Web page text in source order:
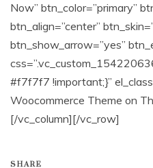
Now” btn_color=”primary”
btn_align=”center”
btn_show_arrow=”yes”
#f7f7f7 !important;}”
Woocommerce Theme on
[/vc_column][/vc_row]
SHARE